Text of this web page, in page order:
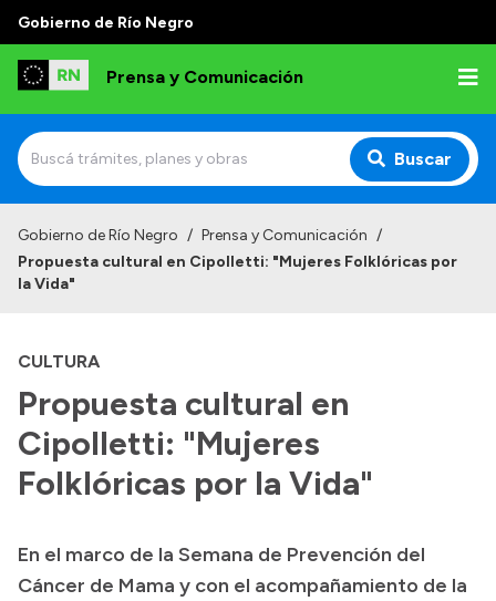
Gobierno de Río Negro
Prensa y Comunicación
Buscar
Institucional
Referentes de prensa
Archivo de noticias
Transparencia
Boletín Oficial
Gobierno de Río Negro / Prensa y Comunicación /
Propuesta cultural en Cipolletti: "Mujeres Folklóricas por
la Vida"
CULTURA
Propuesta cultural en
Cipolletti: "Mujeres
Folklóricas por la Vida"
En el marco de la Semana de Prevención del
Cáncer de Mama y con el acompañamiento de la